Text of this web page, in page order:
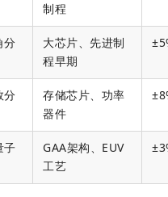
制程
分
大芯片、先进制
程早期
分
存储芯片、功率
器件
子
GAA架构、EUV
工艺